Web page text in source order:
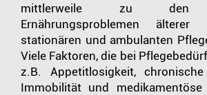
mittlerweile zu den
Ernährungsproblemen
stationären und ambulanten
Viele Faktoren, die bei
z.B. Appetitlosigkeit, chronische
Immobilität und medikamentöse